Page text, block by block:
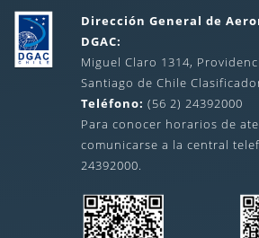
Dirección General de
DGAC:
Miguel Claro 1314,
Santiago de Chile
Teléfono: (56 2) 24392000
Para conocer horarios de
comunicarse a la central
24392000.